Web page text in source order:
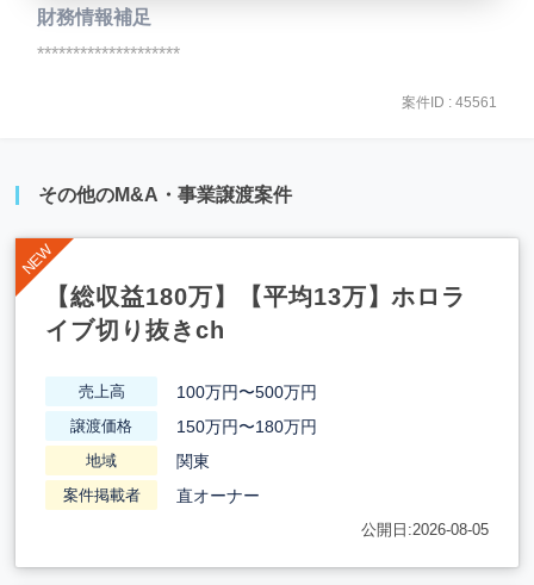
財務情報補足
********************
案件ID : 45561
その他のM&A・事業譲渡案件
【総収益180万】【平均13万】ホロラ
イブ切り抜きch
売上高 100万円〜500万円
譲渡価格 150万円〜180万円
地域 関東
案件掲載者 直オーナー
公開日:2026-08-05